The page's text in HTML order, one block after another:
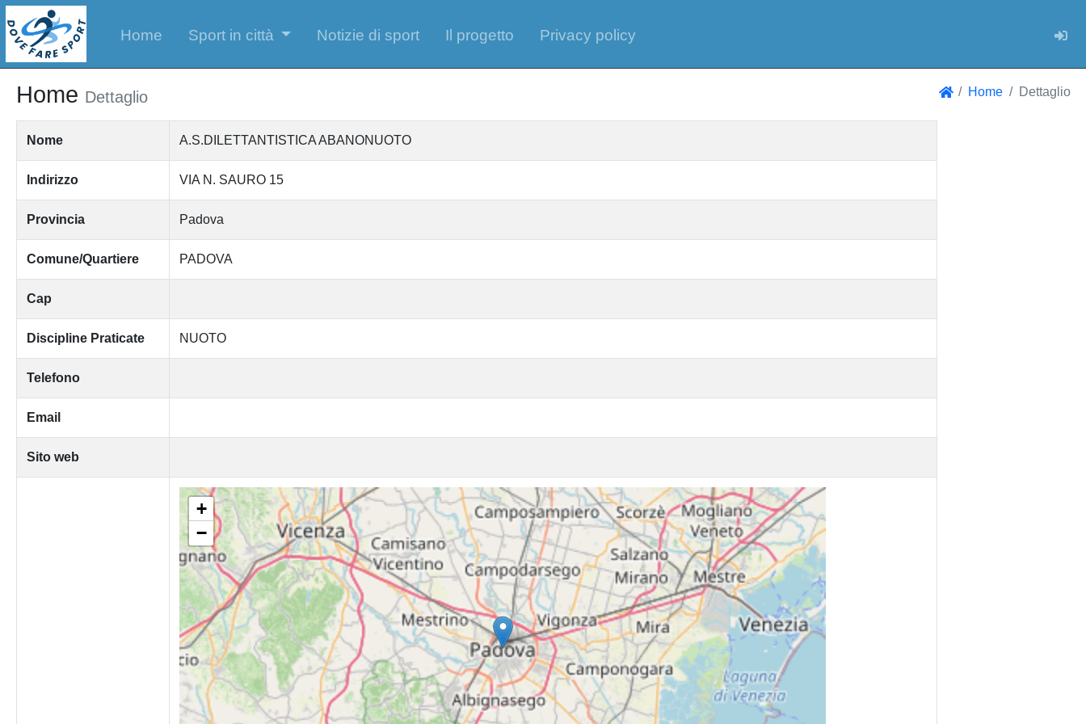
Home Sport in città Notizie di sport Il progetto Privacy policy
Home Dettaglio Home Dettaglio
Nome A.S.DILETTANTISTICA ABANONUOTO
Indirizzo VIA N. SAURO 15
Provincia Padova
Comune/Quartiere PADOVA
Cap
Discipline Praticate NUOTO
Telefono
Email
Sito web
+
−